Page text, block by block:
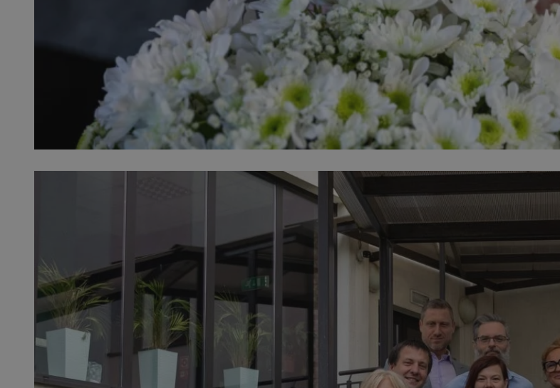
Niezbędne pliki cookie umożliwiają korzystanie z podstawowych funkcji strony
zarządzanie kontem. Bez niezbędnych plików cookie nie można prawidłowo korzystać
Nazwa
Provider
/
Domena
przechowywania
Opis
SessID zabrze.com.pl 1 rok
Ten plik
QeSessID
zabrze.com.pl 1 rok
Ten plik
MvSessID
zabrze.com.pl
Ten plik
__cf_bm
Cloudflare
29 minut 53
sekundy
Ten plik
to korzystne
korzystania z
Cloudflare
.twitter.com
29 minut 55
Ten plik
to korzystne
umożliwia
korzystania z
CookieScriptConsent
CookieScript
zabrze.com.pl
4 tygodnie 2 dni
Ten plik cookie
Script.com do
zgody
aby baner
YouTube
.youtube.com
5 miesięcy 4
tygodnie
Ten plik
użytkownika
prywatności
wybory
zgody,
wizytach.
konfigurować
zgodność z